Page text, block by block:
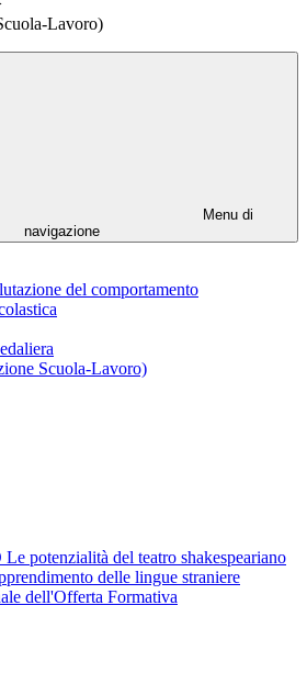
Lavoro)
Menu di
navigazione
del comportamento
Scuola-Lavoro)
potenzialità del teatro shakespeariano
delle lingue straniere
dell'Offerta Formativa